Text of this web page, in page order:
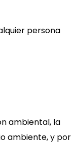
persona
ambiental, la
ambiente, y por